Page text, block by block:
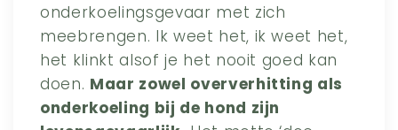
onderkoelingsgevaar met zich
meebrengen. Ik weet het, ik weet het,
het klinkt alsof je het nooit goed kan
doen. Maar zowel oververhitting als
onderkoeling bij de hond zijn